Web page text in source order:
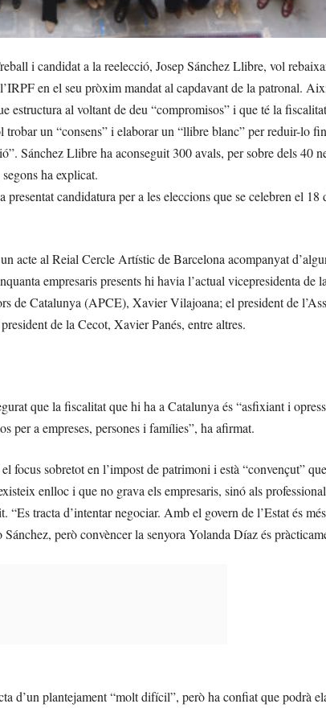
i candidat a la reelecció, Josep Sánchez Llibre, vol
en el seu pròxim mandat al capdavant de la patronal.
estructura al voltant de deu “compromisos” i que té la
trobar un “consens” i elaborar un “llibre blanc” per reduir-lo
Sánchez Llibre ha aconseguit 300 avals, per sobre dels 40
ha explicat.
presentat candidatura per a les eleccions que se celebren el
acte al Reial Cercle Artístic de Barcelona acompanyat
empresaris presents hi havia l’actual vicepresidenta de
de Catalunya (APCE), Xavier Vilajoana; el president de
de la Cecot, Xavier Panés, entre altres.
que la fiscalitat que hi ha a Catalunya és “asfixiant i
per a empreses, persones i famílies”, ha afirmat.
focus sobretot en l’impost de patrimoni i està “convençut”
enlloc i que no grava els empresaris, sinó als
tracta d’intentar negociar. Amb el govern de l’Estat és
però convèncer la senyora Yolanda Díaz és
d’un plantejament “molt difícil”, però ha confiat que podrà